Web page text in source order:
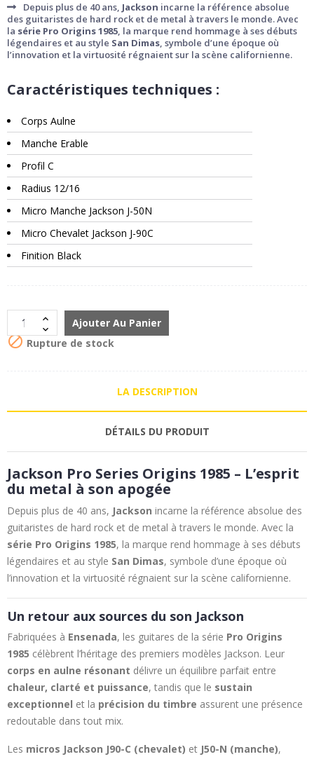
Depuis plus de 40 ans, Jackson incarne la référence absolue
des guitaristes de hard rock et de metal à travers le monde. Avec
la série Pro Origins 1985, la marque rend hommage à ses débuts
légendaires et au style San Dimas, symbole d’une époque où
l’innovation et la virtuosité régnaient sur la scène californienne.
Caractéristiques techniques :
Corps Aulne
Manche Erable
Profil C
Radius 12/16
Micro Manche Jackson J-50N
Micro Chevalet Jackson J-90C
Finition Black
Ajouter Au Panier
 Rupture de stock
LA DESCRIPTION
DÉTAILS DU PRODUIT
Jackson Pro Series Origins 1985 – L’esprit
du metal à son apogée
Depuis plus de 40 ans, Jackson incarne la référence absolue des
guitaristes de hard rock et de metal à travers le monde. Avec la
série Pro Origins 1985, la marque rend hommage à ses débuts
légendaires et au style San Dimas, symbole d’une époque où
l’innovation et la virtuosité régnaient sur la scène californienne.
Un retour aux sources du son Jackson
Fabriquées à Ensenada, les guitares de la série Pro Origins
1985 célèbrent l’héritage des premiers modèles Jackson. Leur
corps en aulne résonant délivre un équilibre parfait entre
chaleur, clarté et puissance, tandis que le sustain
exceptionnel et la précision du timbre assurent une présence
redoutable dans tout mix.
Les micros Jackson J90-C (chevalet) et J50-N (manche),